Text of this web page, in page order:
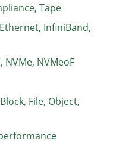
Tape
Ethernet, InfiniBand,
NVMe, NVMeoF
File, Object,